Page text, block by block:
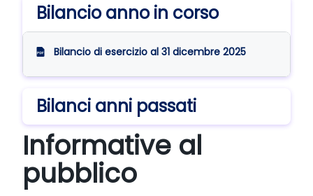
Bilancio anno in corso
Bilancio di esercizio al 31 dicembre 2025
Bilanci anni passati
Informative al
pubblico